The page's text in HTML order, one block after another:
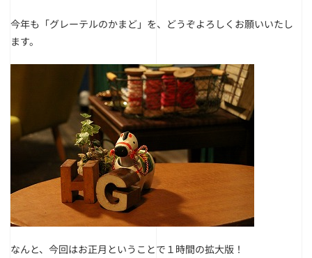
今年も「グレーテルのかまど」を、どうぞよろしくお願いいたし
ます。
なんと、今回はお正月ということで１時間の拡大版！